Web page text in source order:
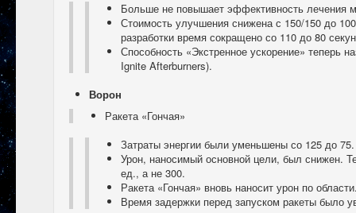
Больше не повышает эффективность лечения
Стоимость улучшения снижена с 150/150 до
разработки время сокращено со 110 до 80
Способность «Экстренное ускорение» теперь
Ignite Afterburners).
Ворон
Ракета «Гончая»
Затраты энергии были уменьшены со 125 до 75.
Урон, наносимый основной цели, был снижен.
ед., а не 300.
Ракета «Гончая» вновь наносит урон по
Время задержки перед запуском ракеты было